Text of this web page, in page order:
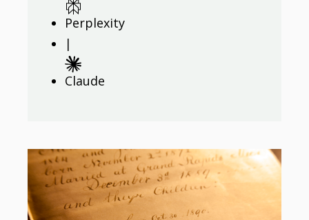
Perplexity
|
Claude